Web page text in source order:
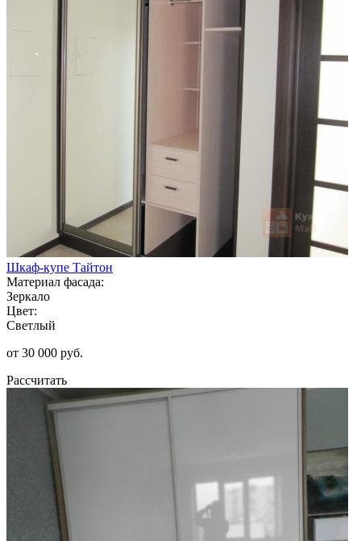
Шкаф-купе Тайтон
Материал фасада:
Зеркало
Цвет:
Светлый
от 30 000 руб.
Рассчитать